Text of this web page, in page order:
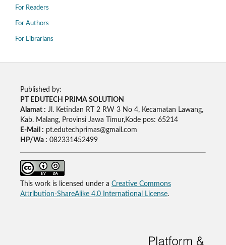
For Readers
For Authors
For Librarians
Published by:
PT EDUTECH PRIMA SOLUTION
Alamat : Jl. Ketindan RT 2 RW 3 No 4, Kecamatan Lawang,
Kab. Malang, Provinsi Jawa Timur,Kode pos: 65214
E-Mail : pt.edutechprimas@gmail.com
HP/Wa : 082331452499
This work is licensed under a Creative Commons
Attribution-ShareAlike 4.0 International License.